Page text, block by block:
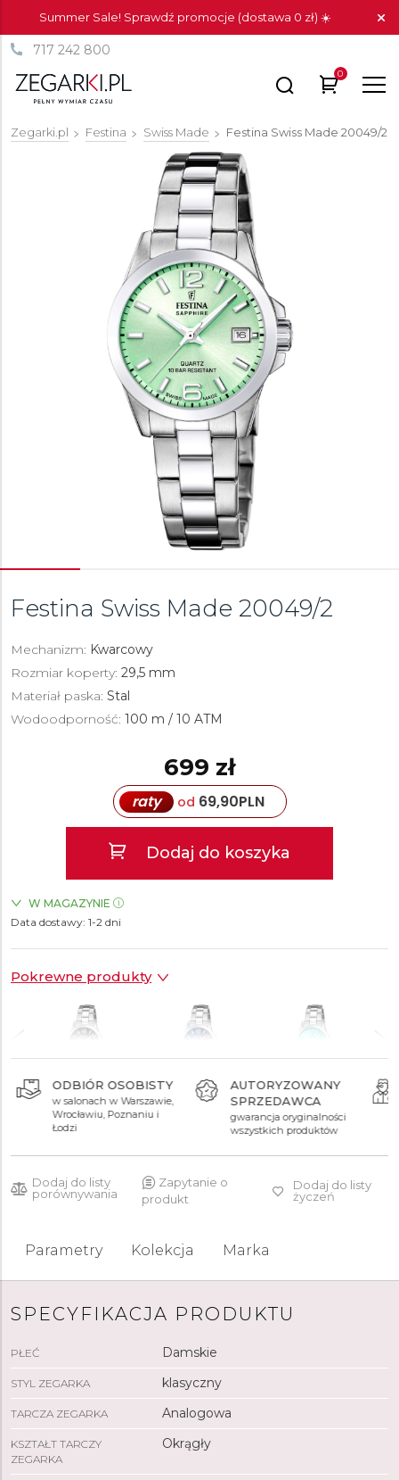
Summer Sale! Sprawdź promocje (dostawa 0 zł) ☀️
717 242 800
0
Zegarki.pl Festina Swiss Made Festina Swiss Made 20049/2
Festina Swiss Made 20049/2
Mechanizm: Kwarcowy
Rozmiar koperty: 29,5 mm
Materiał paska: Stal
Wodoodporność: 100 m / 10 ATM
699 zł
raty od 69,90PLN
Dodaj do koszyka
W MAGAZYNIE
ZEGARKI.PL Sky Tower Wrocław
Data dostawy: 1-2 dni
Pokrewne produkty
699 zł 699 zł
ODBIÓR OSOBISTY
w salonach w Warszawie,
Wrocławiu, Poznaniu i
Łodzi
AUTORYZOWANY
SPRZEDAWCA
gwarancja oryginalności
wszystkich produktów
Dodaj do listy
porównywania
Zapytanie o
produkt
Dodaj do listy
życzeń
Parametry Kolekcja Marka
SPECYFIKACJA PRODUKTU
PŁEĆ Damskie
STYL ZEGARKA klasyczny
TARCZA ZEGARKA Analogowa
KSZTAŁT TARCZY
ZEGARKA
Okrągły